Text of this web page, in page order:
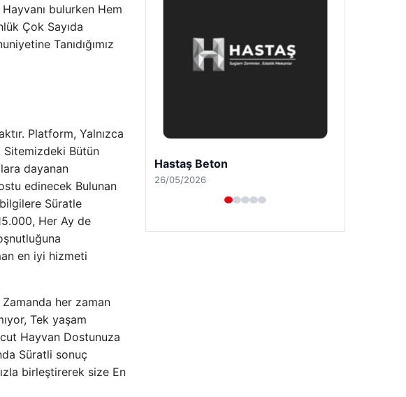
bulurken Hem
Çok Sayıda
Tanıdığımız
Platform, Yalnızca
Sitemizdeki Bütün
dayanan
edinecek Bulunan
Süratle
Her Ay de
en iyi hizmeti
her zaman
Tek yaşam
Hayvan Dostunuza
Süratli sonuç
birleştirerek size En
Enes Kaplan Avukatlık Bürosu
28/04/2026